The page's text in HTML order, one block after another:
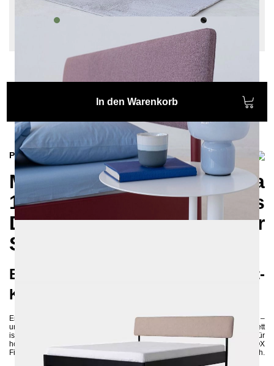
Konfiguration bearbeiten
Resedagrün struktur matt, Stoff:
Schwarz - Struktur, Sonderlänge: Keine
In den Warenkorb
Produktinformationen
Metallbett ATROX Fibra
140x200 – Stilvolles
Design für Ihr
Schlafzimmer
Entdecken Sie unsere neueste Bett-
Kreation
Entdecken Sie das Metallbett ATROX Fibra in der Größe 140x200 cm –
unsere neueste Kreation im Bereich Schlafzimmermöbel. Dieses Design-Bett
ist nicht nur ein optisches Highlight, sondern auch ein Symbol für
hochwertige Verarbeitung, schlichte Eleganz und Einzigartigkeit. Das ATROX
Fibra vereint klassische Elemente mit einem ausgefallenen modernen Touch.